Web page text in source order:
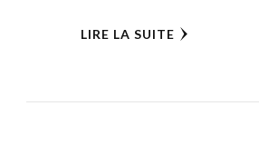
LIRE LA SUITE